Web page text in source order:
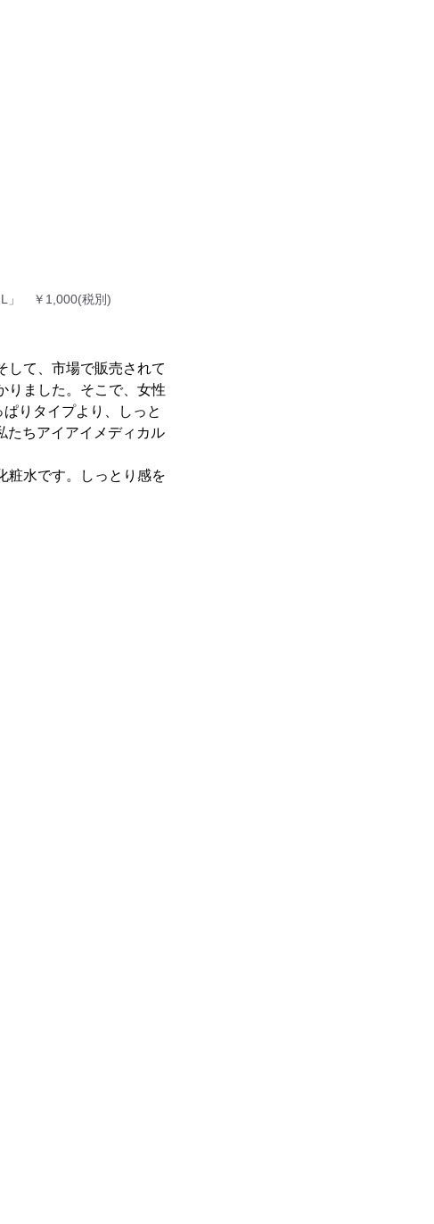
」 ￥1,000(税別)
して、市場で販売されて
りました。そこで、女性
りタイプより、しっと
たちアイアイメディカル
粧水です。しっとり感を